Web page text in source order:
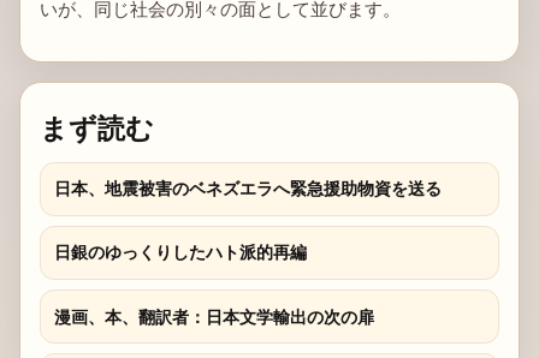
いが、同じ社会の別々の面として並びます。
まず読む
日本、地震被害のベネズエラへ緊急援助物資を送る
日銀のゆっくりしたハト派的再編
漫画、本、翻訳者：日本文学輸出の次の扉